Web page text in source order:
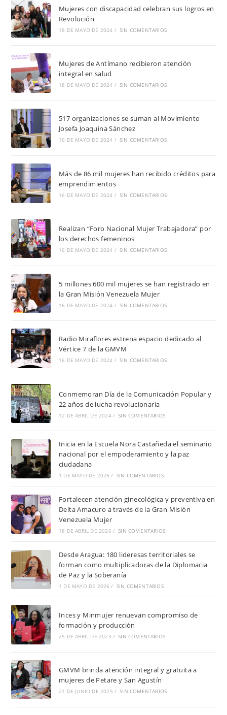
Mujeres con discapacidad celebran sus logros en
Revolución
18 DE MAYO DE 2024 / SIN COMENTARIOS
Mujeres de Antímano recibieron atención
integral en salud
18 DE MAYO DE 2024 / SIN COMENTARIOS
517 organizaciones se suman al Movimiento
Josefa Joaquina Sánchez
16 DE MAYO DE 2024 / SIN COMENTARIOS
Más de 86 mil mujeres han recibido créditos para
emprendimientos
16 DE MAYO DE 2024 / SIN COMENTARIOS
Realizan “Foro Nacional Mujer Trabajadora” por
los derechos femeninos
16 DE MAYO DE 2024 / SIN COMENTARIOS
5 millones 600 mil mujeres se han registrado en
la Gran Misión Venezuela Mujer
16 DE MAYO DE 2024 / SIN COMENTARIOS
Radio Miraflores estrena espacio dedicado al
Vértice 7 de la GMVM
16 DE MAYO DE 2024 / SIN COMENTARIOS
Conmemoran Día de la Comunicación Popular y
22 años de lucha revolucionaria
12 DE ABRIL DE 2024 / SIN COMENTARIOS
Inicia en la Escuela Nora Castañeda el seminario
nacional por el empoderamiento y la paz
ciudadana
1 DE MAYO DE 2026 / SIN COMENTARIOS
Fortalecen atención ginecológica y preventiva en
Delta Amacuro a través de la Gran Misión
Venezuela Mujer
18 DE ABRIL DE 2026 / SIN COMENTARIOS
Desde Aragua: 180 lideresas territoriales se
forman como multiplicadoras de la Diplomacia
de Paz y la Soberanía
1 DE MAYO DE 2026 / SIN COMENTARIOS
Inces y Minmujer renuevan compromiso de
formación y producción
25 DE ABRIL DE 2023 / SIN COMENTARIOS
GMVM brinda atención integral y gratuita a
mujeres de Petare y San Agustín
21 DE JUNIO DE 2025 / SIN COMENTARIOS